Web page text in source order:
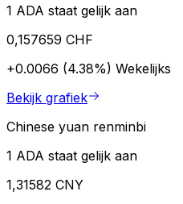
1 ADA staat gelijk aan
0,157659 CHF
+0.0066 (4.38%) Wekelijks
Bekijk grafiek
Chinese yuan renminbi
1 ADA staat gelijk aan
1,31582 CNY